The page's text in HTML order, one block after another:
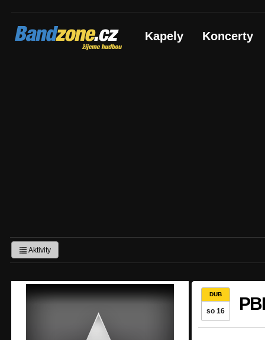
Bandzone.cz
žijeme hudbou Kapely Koncerty
Aktivity
DUB
so 16